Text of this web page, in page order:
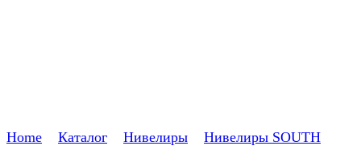
Home Каталог Нивелиры Нивелиры SOUTH